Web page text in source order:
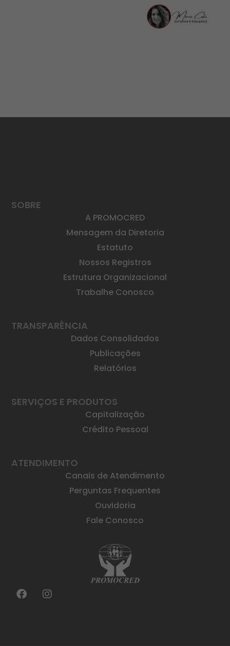
SOBRE
A PROMOCRED
Mensagem da Diretoria
Estatuto
Nossos Registros
Estrutura Organizacional
Trabalhe Conosco
TRANSPARÊNCIA
Dados Consolidados
Publicações
Relatórios
SERVIÇOS E PRODUTOS
Capitalização
Crédito Pessoal
ATENDIMENTO
Canais de Atendimento
Perguntas Frequentes
Ouvidoria
Fale Conosco